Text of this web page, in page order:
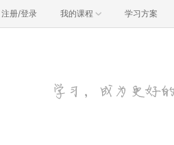
注册/登录 我的课程 学习方案